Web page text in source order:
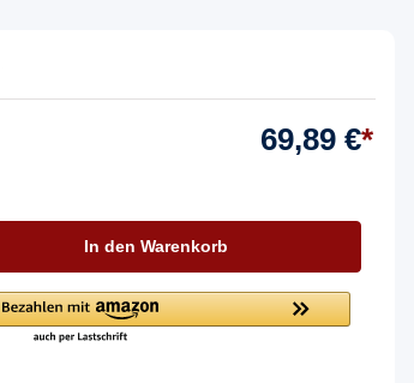
69,89 €*
In den Warenkorb